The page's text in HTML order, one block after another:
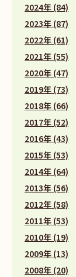
2024年 (84)
2023年 (87)
2022年 (61)
2021年 (55)
2020年 (47)
2019年 (73)
2018年 (66)
2017年 (52)
2016年 (43)
2015年 (53)
2014年 (64)
2013年 (56)
2012年 (58)
2011年 (53)
2010年 (19)
2009年 (13)
2008年 (20)